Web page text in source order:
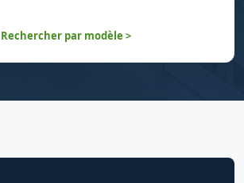
Rechercher par modèle >